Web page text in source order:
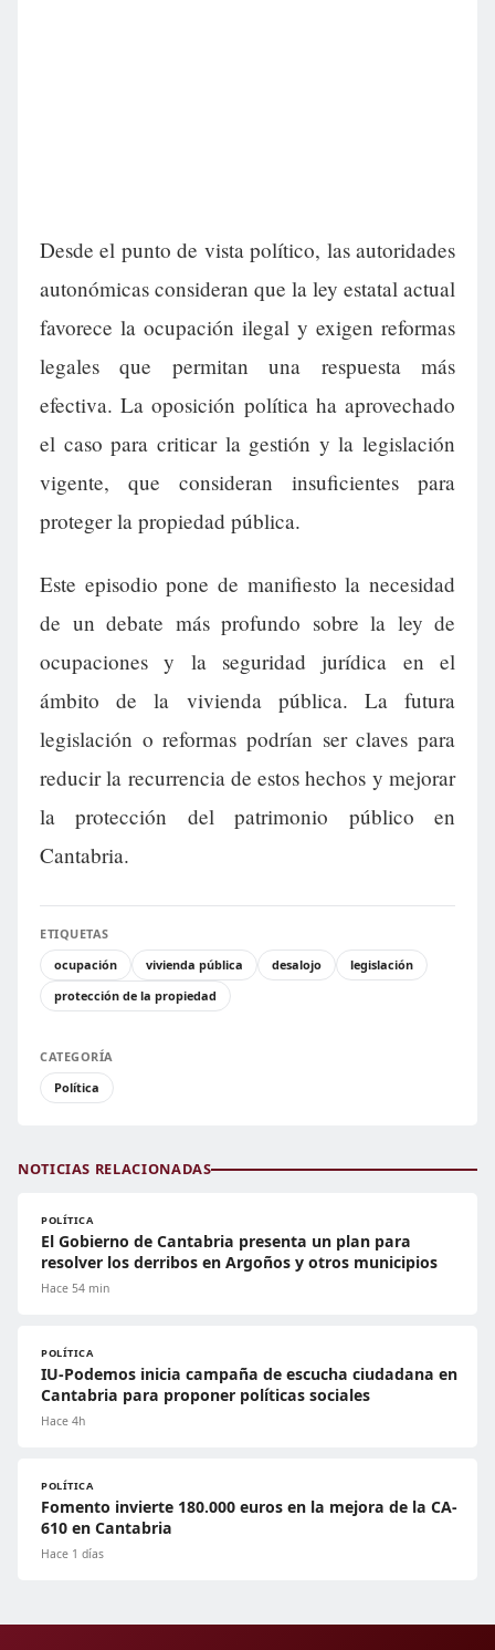
Desde el punto de vista político, las autoridades
autonómicas consideran que la ley estatal actual
favorece la ocupación ilegal y exigen reformas
legales que permitan una respuesta más
efectiva. La oposición política ha aprovechado
el caso para criticar la gestión y la legislación
vigente, que consideran insuficientes para
proteger la propiedad pública.
Este episodio pone de manifiesto la necesidad
de un debate más profundo sobre la ley de
ocupaciones y la seguridad jurídica en el
ámbito de la vivienda pública. La futura
legislación o reformas podrían ser claves para
reducir la recurrencia de estos hechos y mejorar
la protección del patrimonio público en
Cantabria.
ETIQUETAS
ocupación
vivienda pública desalojo
legislación
protección de la propiedad
CATEGORÍA
Política
NOTICIAS RELACIONADAS
POLÍTICA
El Gobierno de Cantabria presenta un plan para
resolver los derribos en Argoños y otros municipios
Hace 54 min
POLÍTICA
IU-Podemos inicia campaña de escucha ciudadana en
Cantabria para proponer políticas sociales
Hace 4h
POLÍTICA
Fomento invierte 180.000 euros en la mejora de la CA-
610 en Cantabria
Hace 1 días